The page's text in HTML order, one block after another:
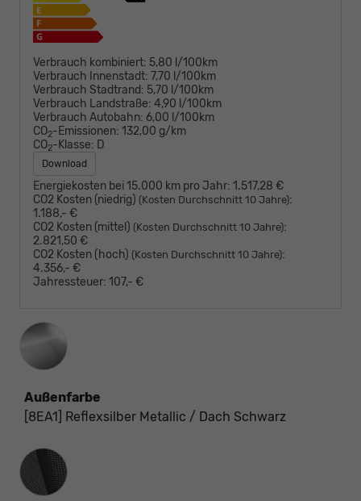
Verbrauch kombiniert: 5,80 l/100km
Verbrauch Innenstadt: 7,70 l/100km
Verbrauch Stadtrand: 5,70 l/100km
Verbrauch Landstraße: 4,90 l/100km
Verbrauch Autobahn: 6,00 l/100km
CO2-Emissionen: 132,00 g/km
CO2-Klasse: D
Download
Energiekosten bei 15.000 km pro Jahr: 1.517,28 €
CO2 Kosten (niedrig) (Kosten Durchschnitt 10 Jahre):
1.188,- €
CO2 Kosten (mittel) (Kosten Durchschnitt 10 Jahre):
2.821,50 €
CO2 Kosten (hoch) (Kosten Durchschnitt 10 Jahre):
4.356,- €
Jahressteuer: 107,- €
Außenfarbe
[8EA1] Reflexsilber Metallic / Dach Schwarz
Innenausstattung